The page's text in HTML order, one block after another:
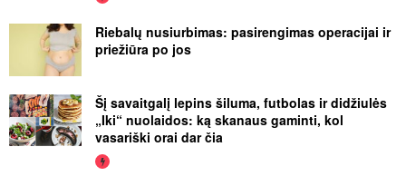
Riebalų nusiurbimas: pasirengimas operacijai ir
priežiūra po jos
Šį savaitgalį lepins šiluma, futbolas ir didžiulės
„Iki“ nuolaidos: ką skanaus gaminti, kol
vasariški orai dar čia